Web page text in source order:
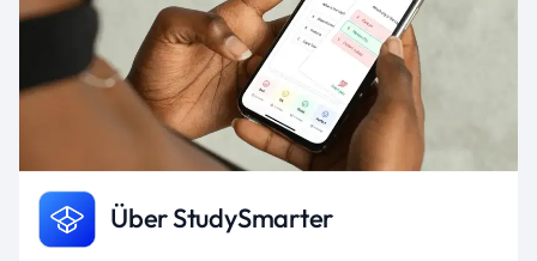
Über StudySmarter